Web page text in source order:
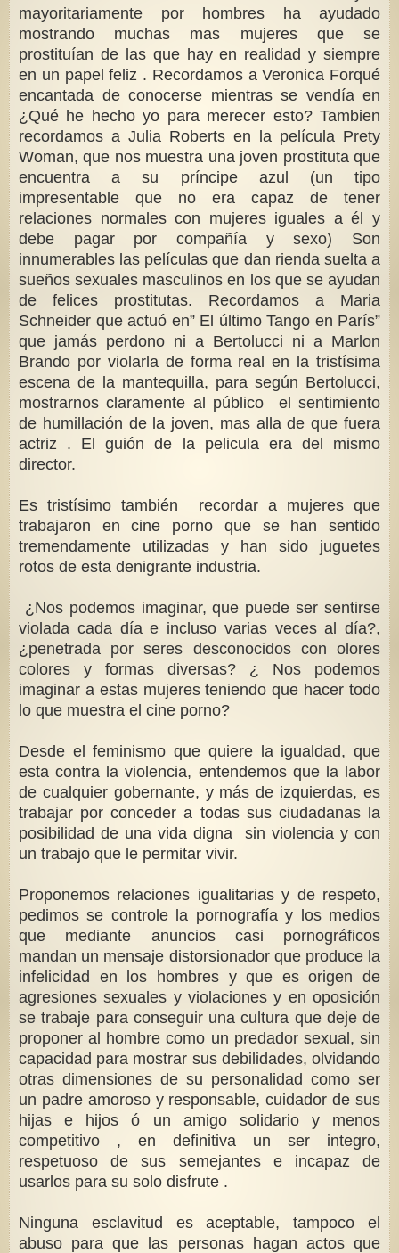
mayoritariamente por hombres ha ayudado
mostrando muchas mas mujeres que se
prostituían de las que hay en realidad y siempre
en un papel feliz . Recordamos a Veronica Forqué
encantada de conocerse mientras se vendía en
¿Qué he hecho yo para merecer esto? Tambien
recordamos a Julia Roberts en la película Prety
Woman, que nos muestra una joven prostituta que
encuentra a su príncipe azul (un tipo
impresentable que no era capaz de tener
relaciones normales con mujeres iguales a él y
debe pagar por compañía y sexo) Son
innumerables las películas que dan rienda suelta a
sueños sexuales masculinos en los que se ayudan
de felices prostitutas. Recordamos a Maria
Schneider que actuó en” El último Tango en París”
que jamás perdono ni a Bertolucci ni a Marlon
Brando por violarla de forma real en la tristísima
escena de la mantequilla, para según Bertolucci,
mostrarnos claramente al público el sentimiento
de humillación de la joven, mas alla de que fuera
actriz . El guión de la pelicula era del mismo
director.
Es tristísimo también recordar a mujeres que
trabajaron en cine porno que se han sentido
tremendamente utilizadas y han sido juguetes
rotos de esta denigrante industria.
¿Nos podemos imaginar, que puede ser sentirse
violada cada día e incluso varias veces al día?,
¿penetrada por seres desconocidos con olores
colores y formas diversas? ¿ Nos podemos
imaginar a estas mujeres teniendo que hacer todo
lo que muestra el cine porno?
Desde el feminismo que quiere la igualdad, que
esta contra la violencia, entendemos que la labor
de cualquier gobernante, y más de izquierdas, es
trabajar por conceder a todas sus ciudadanas la
posibilidad de una vida digna sin violencia y con
un trabajo que le permitar vivir.
Proponemos relaciones igualitarias y de respeto,
pedimos se controle la pornografía y los medios
que mediante anuncios casi pornográficos
mandan un mensaje distorsionador que produce la
infelicidad en los hombres y que es origen de
agresiones sexuales y violaciones y en oposición
se trabaje para conseguir una cultura que deje de
proponer al hombre como un predador sexual, sin
capacidad para mostrar sus debilidades, olvidando
otras dimensiones de su personalidad como ser
un padre amoroso y responsable, cuidador de sus
hijas e hijos ó un amigo solidario y menos
competitivo , en definitiva un ser integro,
respetuoso de sus semejantes e incapaz de
usarlos para su solo disfrute .
Ninguna esclavitud es aceptable, tampoco el
abuso para que las personas hagan actos que